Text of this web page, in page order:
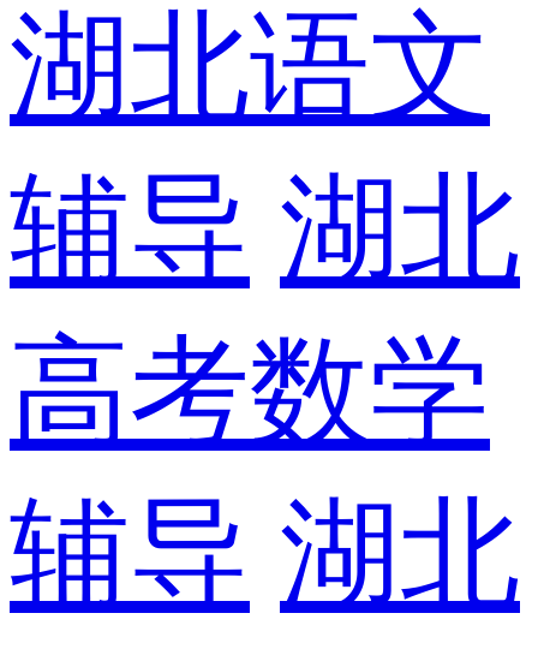
湖北语文
辅导 湖北
高考数学
辅导 湖北